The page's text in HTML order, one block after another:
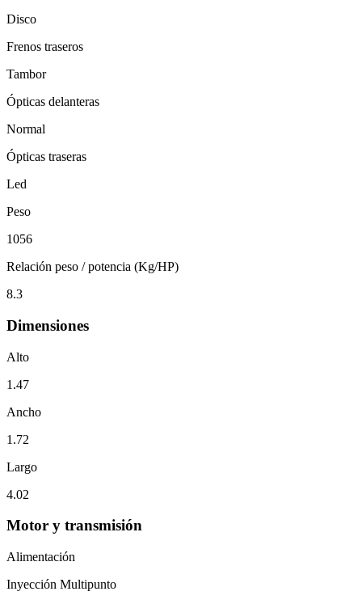
Disco
Frenos traseros
Tambor
Ópticas delanteras
Normal
Ópticas traseras
Led
Peso
1056
Relación peso / potencia (Kg/HP)
8.3
Dimensiones
Alto
1.47
Ancho
1.72
Largo
4.02
Motor y transmisión
Alimentación
Inyección Multipunto